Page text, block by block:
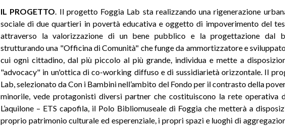
IL PROGETTO. Il progetto Foggia Lab sta realizzando una rigenerazione
sociale di due quartieri in povertà educativa e oggetto di impoverimento del
attraverso la valorizzazione di un bene pubblico e la progettazione dal
strutturando una "Officina di Comunità" che funge da ammortizzatore e
cui ogni cittadino, dal più piccolo al più grande, individua e mette a
"advocacy" in un'ottica di co-working diffuso e di sussidiarietà orizzontale. Il
Lab, selezionato da Con i Bambini nell’ambito del Fondo per il contrasto della
minorile, vede protagonisti diversi partner che costituiscono la rete operativa
L’aquilone – ETS capofila, il Polo Bibliomuseale di Foggia che metterà a
proprio patrimonio culturale ed esperenziale, i propri spazi e luoghi di